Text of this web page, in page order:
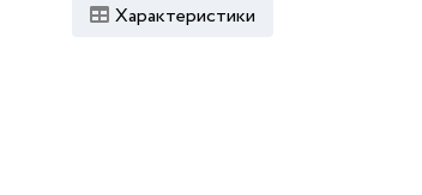
Характеристики